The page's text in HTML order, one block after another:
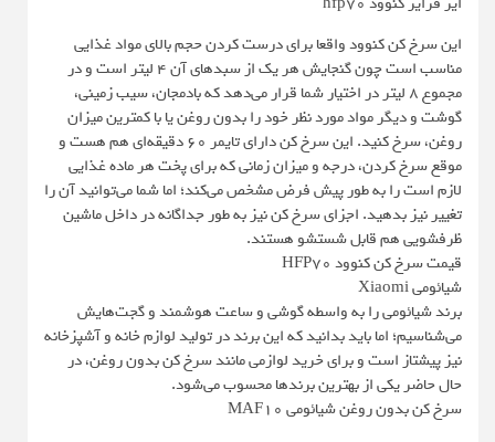
این سرخ کن کنوود واقعا برای درست کردن حجم بالای مواد غذایی
مناسب است چون گنجایش هر یک از سبدهای آن ۴ لیتر است و در
مجموع ۸ لیتر در اختیار شما قرار می‌دهد که بادمجان، سیب زمینی،
گوشت و دیگر مواد مورد نظر خود را بدون روغن یا با کمترین میزان
روغن، سرخ کنید. این سرخ کن دارای تایمر ۶۰ دقیقه‌ای هم هست و
موقع سرخ کردن، درجه و میزان زمانی که برای پخت هر ماده غذایی
لازم است را به طور پیش فرض مشخص می‌کند؛ اما شما می‌توانید آن را
تغییر نیز بدهید. اجزای سرخ کن نیز به طور جداگانه در داخل ماشین
ظرفشویی هم قابل شستشو هستند.
قیمت سرخ کن کنوود HFP70
شیائومی Xiaomi
برند شیائومی را به واسطه گوشی و ساعت هوشمند و گجت‌هایش
می‌شناسیم؛ اما باید بدانید که این برند در تولید لوازم خانه و آشپزخانه
نیز پیشتاز است و برای خرید لوازمی مانند سرخ کن بدون روغن، در
حال حاضر یکی از بهترین برندها محسوب می‌شود.
سرخ کن بدون روغن شیائومی MAF10